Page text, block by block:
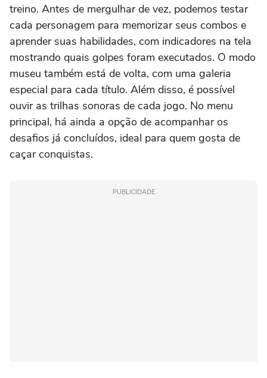
treino. Antes de mergulhar de vez, podemos testar
cada personagem para memorizar seus combos e
aprender suas habilidades, com indicadores na tela
mostrando quais golpes foram executados. O modo
museu também está de volta, com uma galeria
especial para cada título. Além disso, é possível
ouvir as trilhas sonoras de cada jogo. No menu
principal, há ainda a opção de acompanhar os
desafios já concluídos, ideal para quem gosta de
caçar conquistas.
PUBLICIDADE